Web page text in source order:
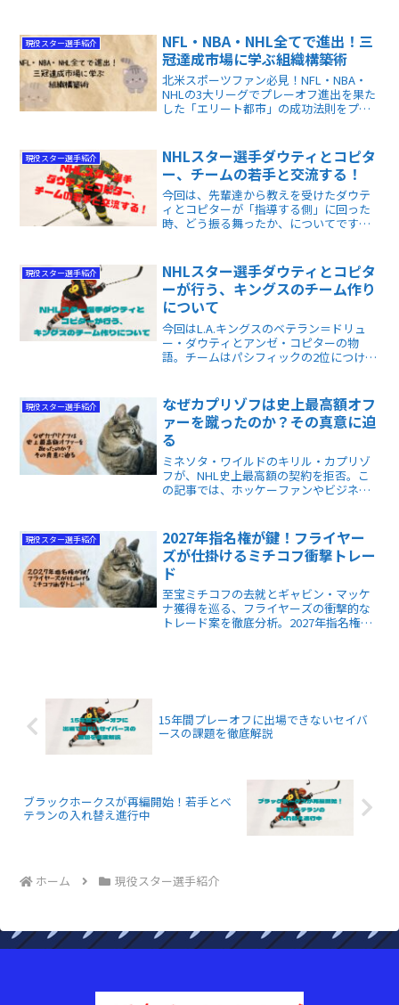
した2選手へ、栄光のチャンピオンズリン
グが渡ったお話です。
現役スター選手紹介
NFL・NBA・NHL全てで進出！三
冠達成市場に学ぶ組織構築術
北米スポーツファン必見！NFL・NBA・
NHLの3大リーグでプレーオフ進出を果た
した「エリート都市」の成功法則をプロ
ら、現代の勝利の条件を浮き彫りにしま
す。
現役スター選手紹介
NHLスター選手ダウティとコピタ
ー、チームの若手と交流する！
今回は、先輩達から教えを受けたダウテ
ィとコピターが「指導する側」に回った
時、どう振る舞ったか、についてです。
とって、伝えていくべき「教え」とは何
か、が記事のテーマです。
現役スター選手紹介
NHLスター選手ダウティとコピタ
ーが行う、キングスのチーム作り
について
今回はL.A.キングスのベテラン＝ドリュ
ー・ダウティとアンゼ・コピターの物
語。チームはパシフィックの2位につけ、
ーとは」「チームとは」を教えた師匠が
いたのです。
現役スター選手紹介
なぜカプリゾフは史上最高額オフ
ァーを蹴ったのか？その真意に迫
る
ミネソタ・ワイルドのキリル・カプリゾ
フが、NHL史上最高額の契約を拒否。こ
の記事では、ホッケーファンやビジネス
意を詳しく解説します。この記事を読め
ば、今後のNHLの動向がわかります。
現役スター選手紹介
2027年指名権が鍵！フライヤー
ズが仕掛けるミチコフ衝撃トレー
ド
至宝ミチコフの去就とギャビン・マッケ
ナ獲得を巡る、フライヤーズの衝撃的な
トレード案を徹底分析。2027年指名権の
15年間プレーオフに出場できないセイバ
ースの課題を徹底解説
ブラックホークスが再編開始！若手とベ
テランの入れ替え進行中
ホーム 現役スター選手紹介